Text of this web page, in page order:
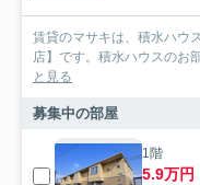
賃貸のマサキは、積水ハウ
店】です。積水ハウスのお
と見る
募集中の部屋
1階
5.9万円